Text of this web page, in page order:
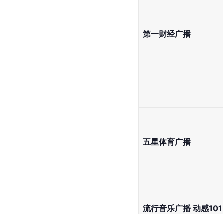
第一财经广播
五星体育广播
流行音乐广播 动感101